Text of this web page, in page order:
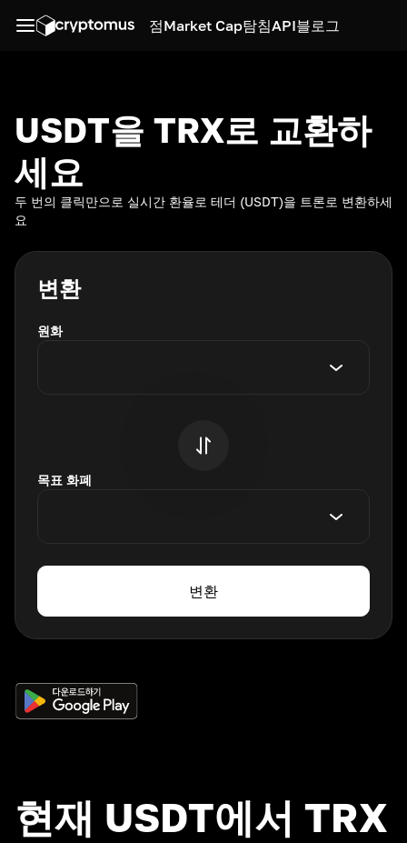
점Market Cap탐침API블로그
USDT을 TRX로 교환하
세요
두 번의 클릭만으로 실시간 환율로 테더 (USDT)을 트론로 변환하세
요
변환
원화
목표 화폐
변환
현재 USDT에서 TRX